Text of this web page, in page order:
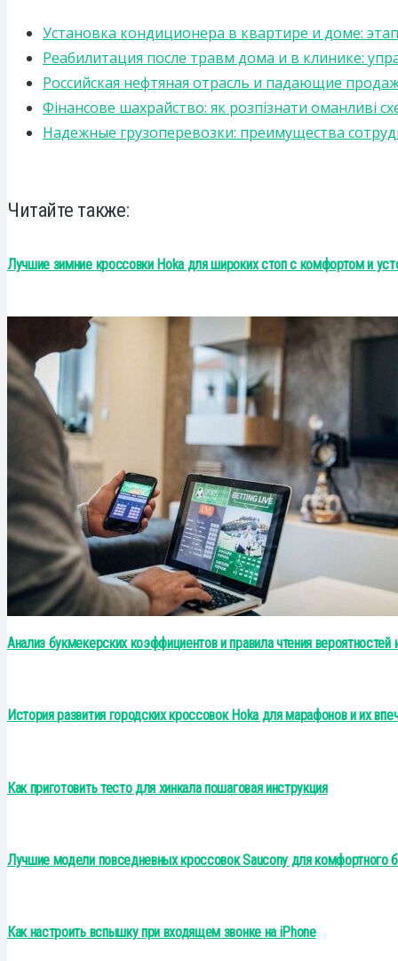
Установка кондиционера в квартире и доме:
Реабилитация после травм дома и в клинике:
Российская нефтяная отрасль и падающие
Фінансове шахрайство: як розпізнати оманливі
Надежные грузоперевозки: преимущества
Читайте также:
Лучшие зимние кроссовки Hoka для широких стоп с комфортом и
Анализ букмекерских коэффициентов и правила чтения
История развития городских кроссовок Hoka для марафонов и их
Как приготовить тесто для хинкала пошаговая инструкция
Лучшие модели повседневных кроссовок Saucony для комфортного
Как настроить вспышку при входящем звонке на iPhone